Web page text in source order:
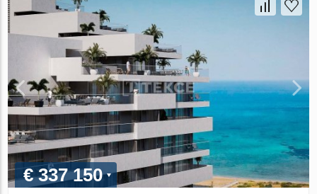
€ 337 150